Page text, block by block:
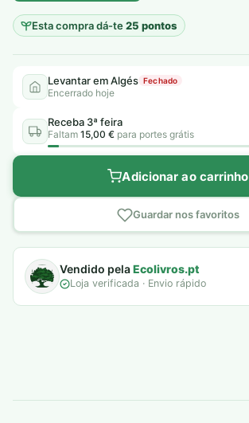
Esta compra dá-te25 pontos
Levantar em Algés Fechado
Encerrado hoje
Receba 3ª feira
Faltam 15,00 € para portes grátis
Adicionar ao carrinho
Guardar nos favoritos
Vendido pelaEcolivros.pt
Loja verificada · Envio rápido